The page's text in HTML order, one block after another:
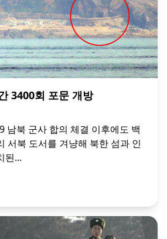
3400회 포문 개방
남북 군사 합의 체결 이후에도 백
서북 도서를 겨냥해 북한 섬과 인
된...